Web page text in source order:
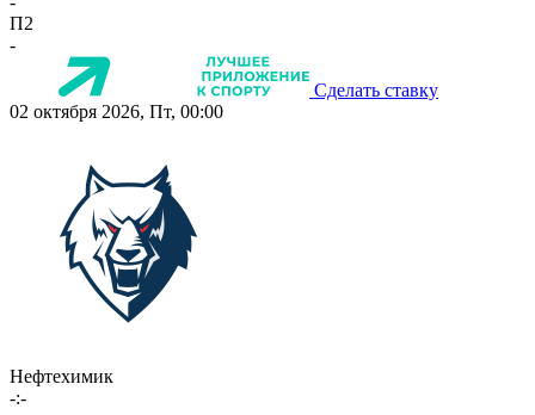
П2
-
Сделать ставку
02 октября 2026, Пт, 00:00
Нефтехимик
-:-